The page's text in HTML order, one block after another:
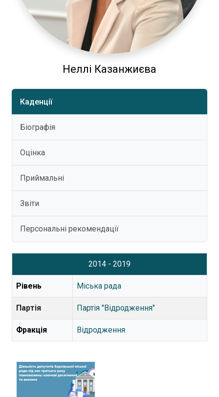
Неллі Казанжиєва
Каденції
Біографія
Оцінка
Приймальні
Звіти
Персональні рекомендації
2014 - 2019
Рівень Міська рада
Партія Партія "Відродження"
Фракція Відродження